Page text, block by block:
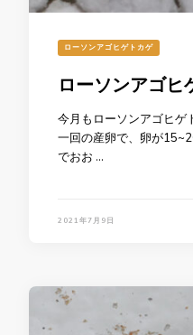
ローソンアゴヒゲトカゲ
ローソンアゴヒ
今月もローソンアゴヒゲ
一回の産卵で、卵が
でおお …
2021年7月9日